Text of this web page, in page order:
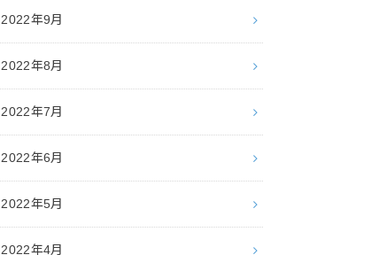
2022年9月
2022年8月
2022年7月
2022年6月
2022年5月
2022年4月